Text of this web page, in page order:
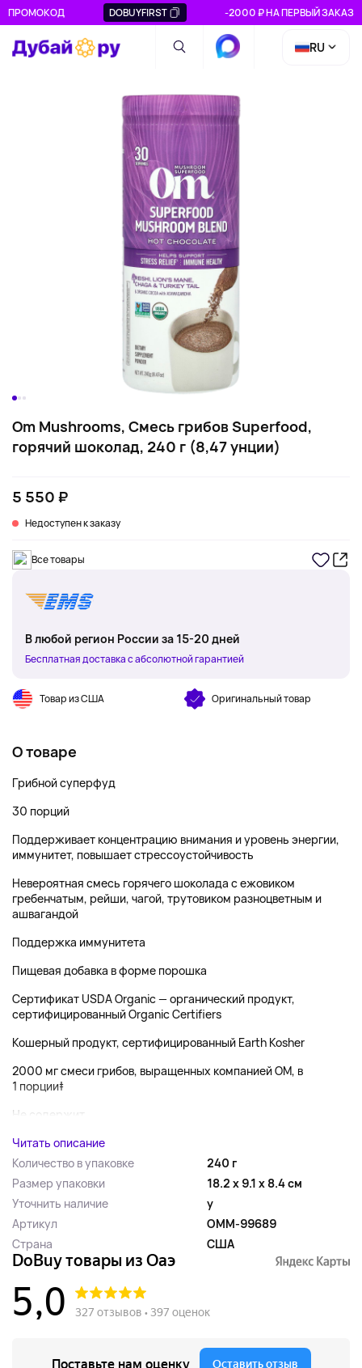
ПРОМОКОД DOBUYFIRST -2000 ₽ НА ПЕРВЫЙ ЗАКАЗ
RU
Om Mushrooms, Смесь грибов Superfood,
горячий шоколад, 240 г (8,47 унции)
5 550 ₽
Недоступен к заказу
Все товары
В любой регион России за 15-20 дней
Бесплатная доставка с абсолютной гарантией
Товар из США Оригинальный товар
О товаре
Грибной суперфуд
30 порций
Поддерживает концентрацию внимания и уровень энергии,
иммунитет, повышает стрессоустойчивость
Невероятная смесь горячего шоколада с ежовиком
гребенчатым, рейши, чагой, трутовиком разноцветным и
ашвагандой
Поддержка иммунитета
Пищевая добавка в форме порошка
Сертификат USDA Organic — органический продукт,
сертифицированный Organic Certifiers
Кошерный продукт, сертифицированный Earth Kosher
2000 мг смеси грибов, выращенных компанией OM, в
1 порции‡
Не содержит...
Читать описание
Количество в упаковке
240 г
Размер упаковки
18.2 x 9.1 x 8.4 см
Уточнить наличие
y
Артикул
OMM-99689
Страна
США